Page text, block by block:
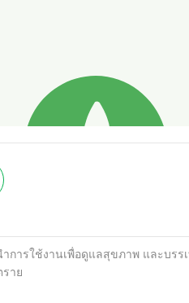
ใช้งานเพื่อดูแลสุขภาพ และบรรเ
าย